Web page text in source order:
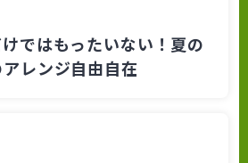
ではもったいない！夏の
レンジ自由自在